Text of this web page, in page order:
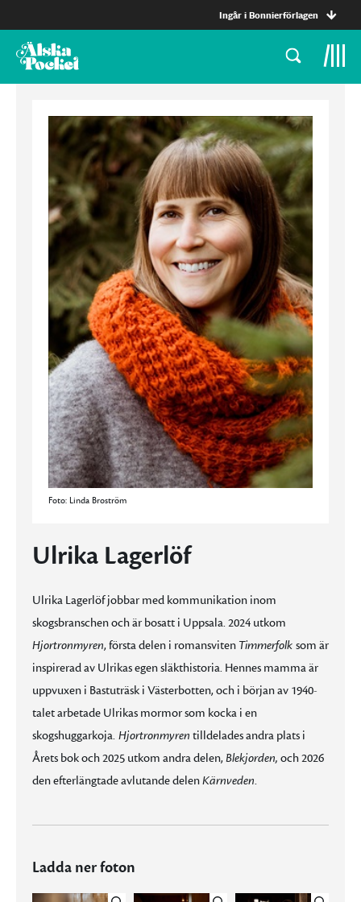
Ingår i Bonnierförlagen
Foto: Linda Broström
Ulrika Lagerlöf
Ulrika Lagerlöf jobbar med kommunikation inom
skogsbranschen och är bosatt i Uppsala. 2024 utkom
Hjortronmyren, första delen i romansviten Timmerfolk som är
inspirerad av Ulrikas egen släkthistoria. Hennes mamma är
uppvuxen i Bastuträsk i Västerbotten, och i början av 1940-
talet arbetade Ulrikas mormor som kocka i en
skogshuggarkoja. Hjortronmyren tilldelades andra plats i
Årets bok och 2025 utkom andra delen, Blekjorden, och 2026
den efterlängtade avlutande delenKärnveden.
Ladda ner foton